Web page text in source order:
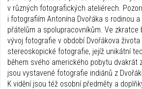
v různých fotografických ateliérech.
i fotografiím Antonína Dvořáka s rodinou
přátelům a spolupracovníkům. Ve zkratce
vývoj fotografie v období Dvořákova
stereoskopické fotografie, jejíž unikátní
během svého amerického pobytu dvakrát
jsou vystavené fotografie indiánů z
K vidění jsou též osobní předměty a